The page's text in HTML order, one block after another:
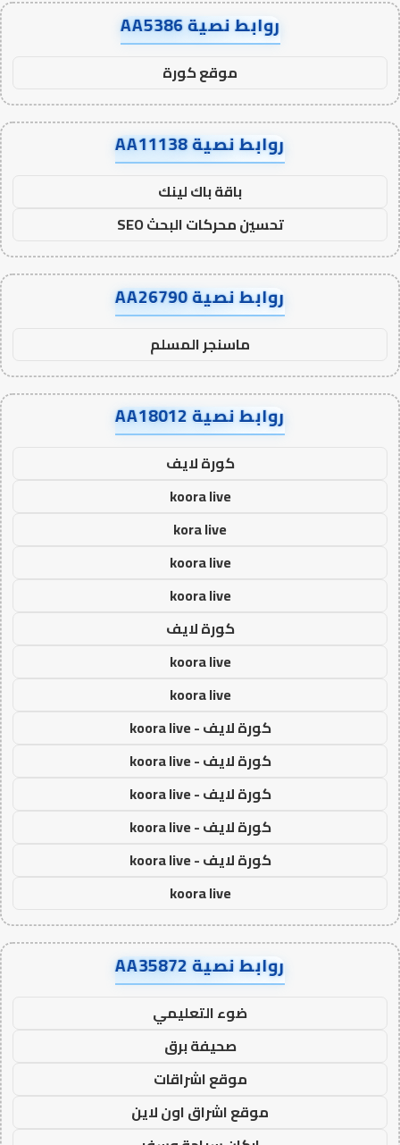
روابط نصية AA5386
موقع كورة
روابط نصية AA11138
باقة باك لينك
تحسين محركات البحث SEO
روابط نصية AA26790
ماسنجر المسلم
روابط نصية AA18012
كورة لايف
koora live
kora live
koora live
koora live
كورة لايف
koora live
koora live
كورة لايف - koora live
كورة لايف - koora live
كورة لايف - koora live
كورة لايف - koora live
كورة لايف - koora live
koora live
روابط نصية AA35872
ضوء التعليمي
صحيفة برق
موقع اشراقات
موقع اشراق اون لاين